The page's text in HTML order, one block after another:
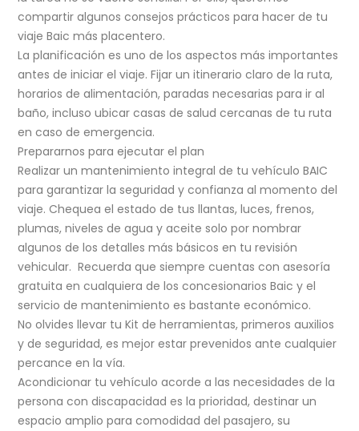
compartir algunos consejos prácticos para hacer de tu
viaje Baic más placentero.
Laplanificación es uno de los aspectos más importantes
antes de iniciar el viaje. Fijar un itinerario claro de la ruta,
horarios de alimentación, paradas necesarias para ir al
baño, incluso ubicar casas de salud cercanas de tu ruta
en caso de emergencia.
Prepararnos para ejecutar el plan
Realizar un mantenimiento integral de tu vehículo BAIC
para garantizar la seguridad y confianza al momento del
viaje. Chequea el estado de tus llantas, luces, frenos,
plumas, niveles de agua y aceite solo por nombrar
algunos de los detalles más básicos en tu revisión
vehicular. Recuerda que siempre cuentas con asesoría
gratuita en cualquiera de los concesionarios Baic y el
servicio de mantenimiento es bastante económico.
No olvides llevar tu Kit de herramientas, primeros auxilios
y de seguridad, es mejor estar prevenidos ante cualquier
percance en la vía.
Acondicionar tu vehículo acorde a las necesidades de la
persona con discapacidad es la prioridad, destinar un
espacio amplio para comodidad del pasajero, su